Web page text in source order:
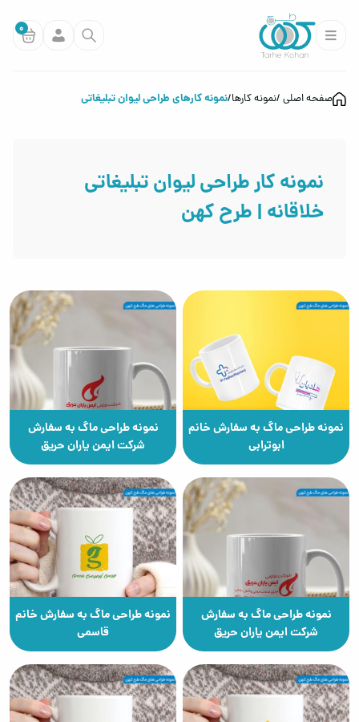
0
صفحه اصلی نمونه کارها نمونه کارهای طراحی لیوان تبلیغاتی
نمونه کار طراحی لیوان تبلیغاتی
خلاقانه | طرح کهن
نمونه طراحی ماگ به سفارش خانم
ابوترابی
نمونه طراحی ماگ به سفارش
شرکت ایمن یاران حریق
نمونه طراحی ماگ به سفارش
شرکت ایمن یاران حریق
نمونه طراحی ماگ به سفارش خانم
قاسمی